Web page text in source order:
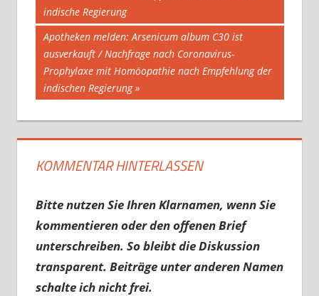
indische Regierung
Nächster
Beitrag:
Apotheken melden: Arsenicum album C30 ist
ausverkauft / Nachfrage nach Coronavirus-
Prophylaxe mit Homöopathie nach Empfehlung der
indischen Regierung
KOMMENTAR HINTERLASSEN
Bitte nutzen Sie Ihren Klarnamen, wenn Sie
kommentieren oder den offenen Brief
unterschreiben. So bleibt die Diskussion
transparent. Beiträge unter anderen Namen
schalte ich nicht frei.